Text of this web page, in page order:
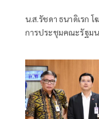
น.ส.รัชดา ธนาดิเรก
การประชุมคณะรัฐมน
ร่วมรัฐบาลและนายก
ทำงานร่วมกันอย่างเต็